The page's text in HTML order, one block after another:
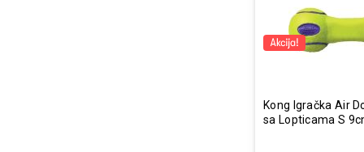
Kong Igračka Air
sa Lopticama S